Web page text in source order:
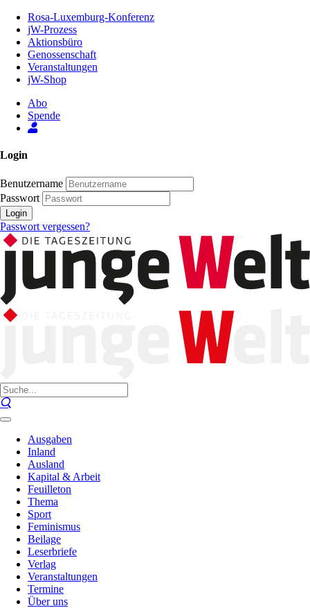
Inhalt
Seite
Rosa-Luxemburg-Konferenz
jW-Prozess
Aktionsbüro
Genossenschaft
Veranstaltungen
jW-Shop
Abo
Spende
Login
Benutzername
Passwort
Login
Passwort vergessen?
Ausgaben
Inland
Ausland
Kapital & Arbeit
Feuilleton
Thema
Sport
Feminismus
Beilage
Leserbriefe
Verlag
Veranstaltungen
Termine
Über uns